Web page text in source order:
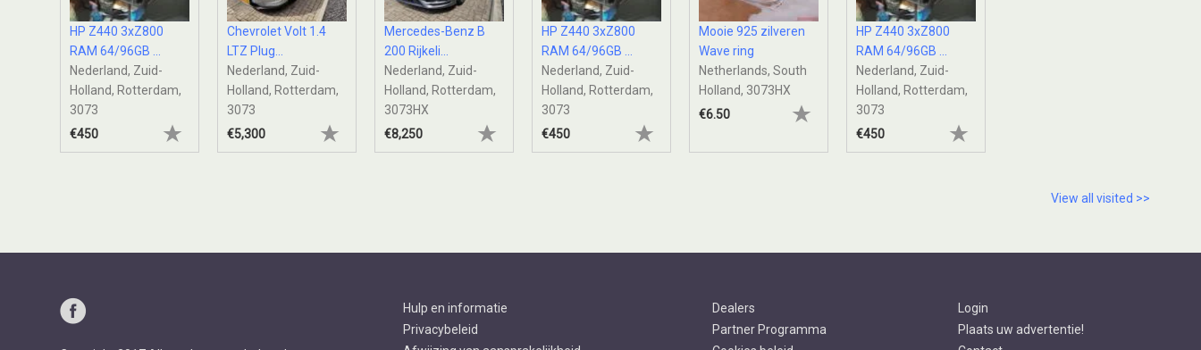
HP Z440 3xZ800
RAM 64/96GB ...
Nederland, Zuid-
Holland, Rotterdam,
3073
€450
Chevrolet Volt 1.4
LTZ Plug...
Nederland, Zuid-
Holland, Rotterdam,
3073
€5,300
Mercedes-Benz B
200 Rijkeli...
Nederland, Zuid-
Holland, Rotterdam,
3073HX
€8,250
HP Z440 3xZ800
RAM 64/96GB ...
Nederland, Zuid-
Holland, Rotterdam,
3073
€450
Mooie 925 zilveren
Wave ring
Netherlands, South
Holland, 3073HX
€6.50
HP Z440 3xZ800
RAM 64/96GB ...
Nederland, Zuid-
Holland, Rotterdam,
3073
€450
View all visited >>
Hulp en informatie
Privacybeleid
Dealers
Partner Programma
Login
Plaats uw advertentie!